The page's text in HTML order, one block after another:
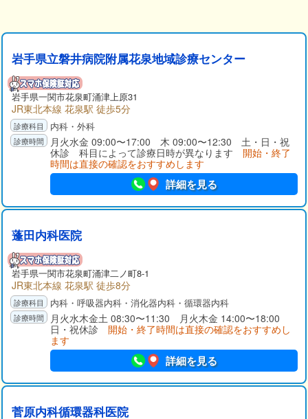
岩手県立磐井病院附属花泉地域診療センター
岩手県一関市花泉町涌津上原31
JR東北本線 花泉駅 徒歩5分
内科・外科
月火水金 09:00〜17:00 木 09:00〜12:30 土・日・祝
休診 科目によって診療日時が異なります 開始・終了
時間は直接の確認をおすすめします
詳細を見る
蓬田内科医院
岩手県一関市花泉町涌津二ノ町8-1
JR東北本線 花泉駅 徒歩8分
内科・呼吸器内科・消化器内科・循環器内科
月火水木金土 08:30〜11:30 月火木金 14:00〜18:00
日・祝休診 開始・終了時間は直接の確認をおすすめし
ます
詳細を見る
菅原内科循環器科医院